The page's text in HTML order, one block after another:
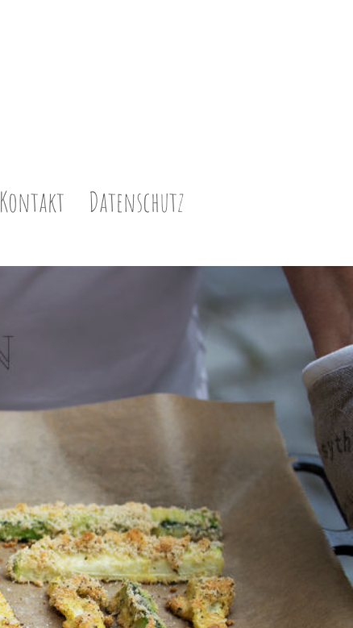
Kontakt Datenschutz